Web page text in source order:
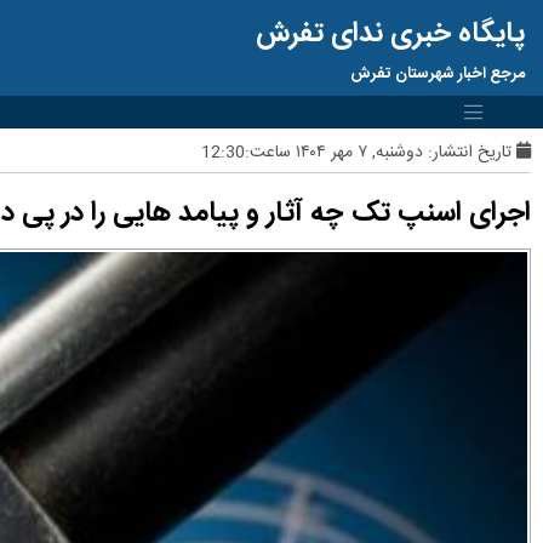
پایگاه خبری ندای تفرش
مرجع اخبار شهرستان تفرش
تاریخ انتشار: دوشنبه, ۷ مهر ۱۴۰۴ ساعت:12:30
اجرای اسنپ تک چه آثار و پیامد هایی را در پی